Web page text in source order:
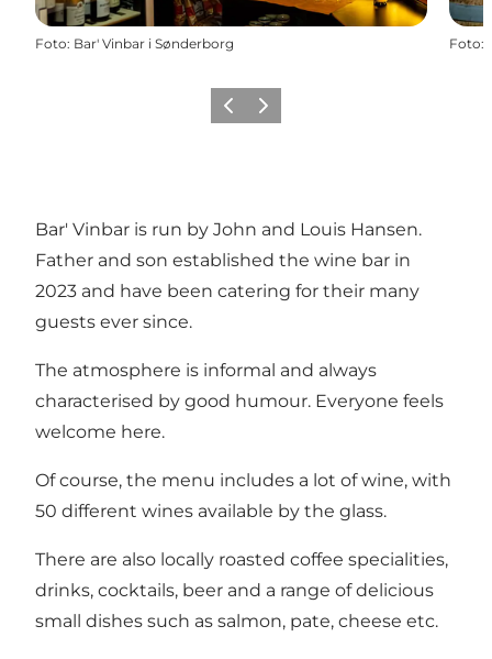
Foto: Bar' Vinbar i Sønderborg Foto:
Precedente
Avanti
Bar' Vinbar is run by John and Louis Hansen.
Father and son established the wine bar in
2023 and have been catering for their many
guests ever since.
The atmosphere is informal and always
characterised by good humour. Everyone feels
welcome here.
Of course, the menu includes a lot of wine, with
50 different wines available by the glass.
There are also locally roasted coffee specialities,
drinks, cocktails, beer and a range of delicious
small dishes such as salmon, pate, cheese etc.